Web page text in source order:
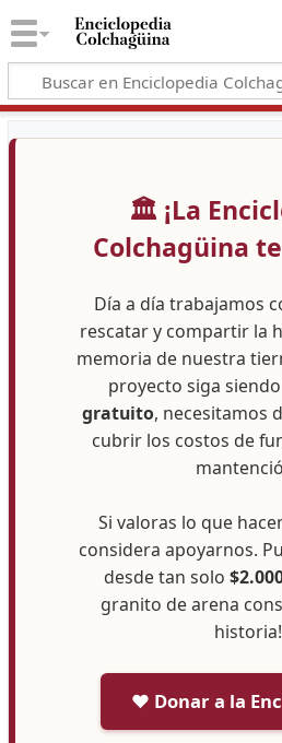
🏛️ ¡La
Colchagüina
Día a día trabajamos
rescatar y compartir la
memoria de nuestra
proyecto siga siendo
gratuito, necesitamos
cubrir los costos de
Si valoras lo que
considera apoyarnos.
desde tan solo
granito de arena
historia!
❤️ Donar a la